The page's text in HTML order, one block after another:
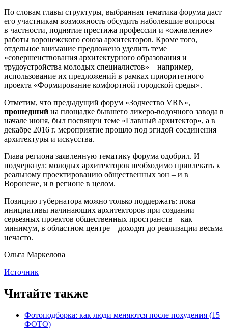
По словам главы структуры, выбранная тематика форума даст
его участникам возможность обсудить наболевшие вопросы –
в частности, поднятие престижа профессии и «оживление»
работы воронежского союза архитекторов. Кроме того,
отдельное внимание предложено уделить теме
«совершенствования архитектурного образования и
трудоустройства молодых специалистов» – например,
использование их предложений в рамках приоритетного
проекта «Формирование комфортной городской среды».
Отметим, что предыдущий форум «Зодчество VRN»,
прошедший на площадке бывшего ликеро-водочного завода в
начале июня, был посвящен теме «Главный архитектор», а в
декабре 2016 г. мероприятие прошло под эгидой соединения
архитектуры и искусства.
Глава региона заявленную тематику форума одобрил. И
подчеркнул: молодых архитекторов необходимо привлекать к
реальному проектированию общественных зон – и в
Воронеже, и в регионе в целом.
Позицию губернатора можно только поддержать: пока
инициативы начинающих архитекторов при создании
серьезных проектов общественных пространств – как
минимум, в областном центре – доходят до реализации весьма
нечасто.
Ольга Маркелова
Источник
Читайте также
Фотоподборка: как люди меняются после похудения (15
ФОТО)